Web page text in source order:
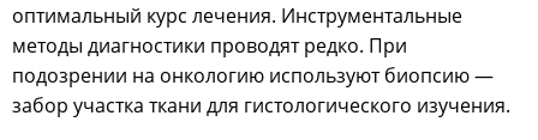
оптимальный курс лечения. Инструментальные
методы диагностики проводят редко. При
подозрении на онкологию используют биопсию —
забор участка ткани для гистологического изучения.